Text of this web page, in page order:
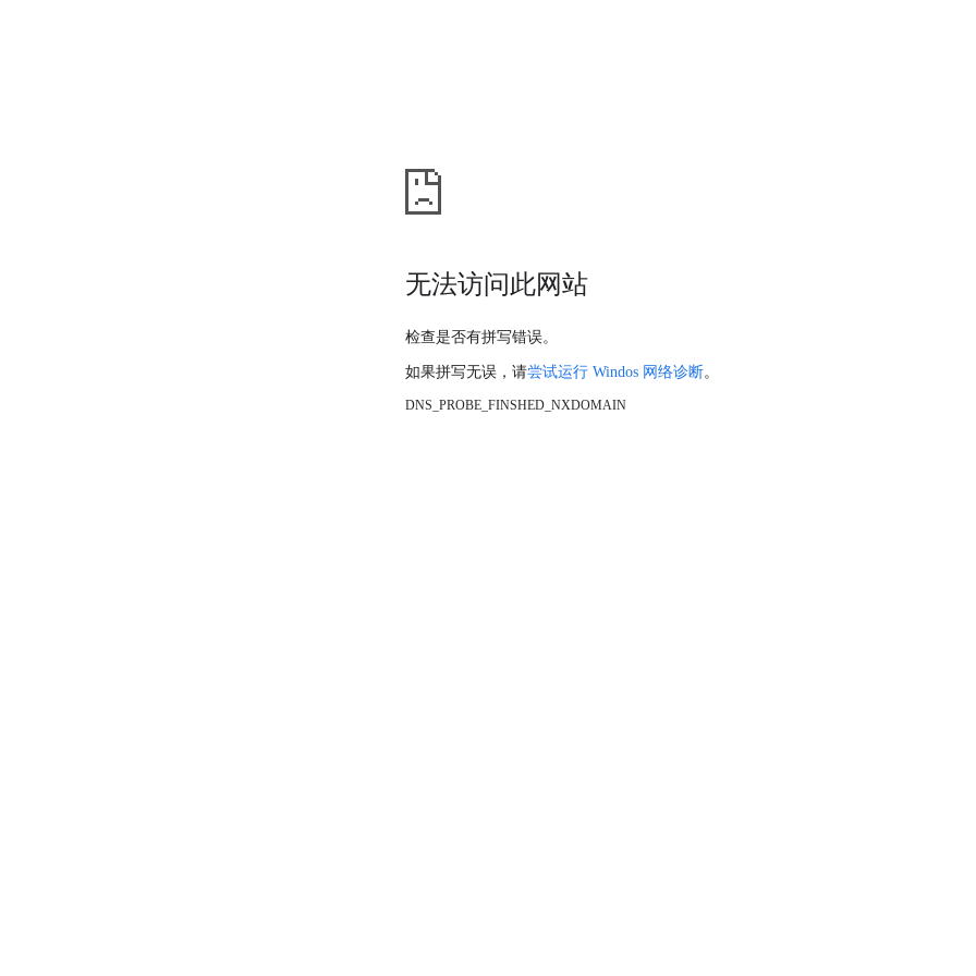
无法访问此网站
检查是否有拼写错误。
如果拼写无误，请尝试运行 Windos 网络诊断。
DNS_PROBE_FINSHED_NXDOMAIN